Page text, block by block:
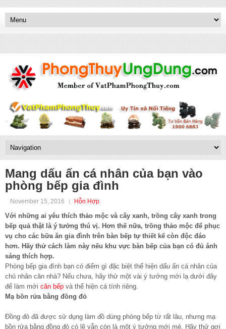
Mang dấu ấn cá nhân của bạn vào
phòng bếp gia đình
November 15, 2016 Hỗn Hợp
Với những ai yêu thích thảo mộc và cây xanh, trồng cây xanh trong
bếp quả thật là ý tưởng thú vị. Hơn thế nữa, trồng thảo mộc để phục
vụ cho các bữa ăn gia đình trên bàn bếp tự thiết kế còn độc đáo
hơn. Hãy thử cách làm này nếu khu vực bàn bếp của bạn có đủ ánh
sáng thích hợp.
Phòng bếp gia đình bạn có điểm gì đặc biệt thể hiện dấu ấn cá nhân của
chủ nhân căn nhà? Nếu chưa, hãy thử một vài ý tưởng mới lạ dưới đây
để làm mới căn bếp và thể hiện cá tính riêng.
Mạ bồn rửa bằng đồng đỏ
Đồng đỏ đã được sử dụng làm đồ dùng phòng bếp từ rất lâu, nhưng mạ
bồn rửa bằng đồng đỏ có lẽ vẫn còn là một ý tưởng mới mẻ. Hãy thử gợi